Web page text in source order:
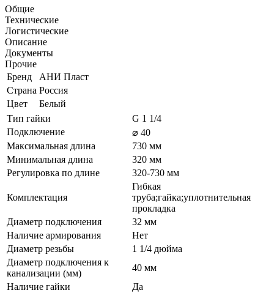
Общие
Технические
Логистические
Описание
Документы
Прочие
Бренд
АНИ Пласт
Страна Россия
Цвет
Белый
Тип гайки
G 1 1/4
Подключение
⌀ 40
Максимальная длина
730 мм
Минимальная длина
320 мм
Регулировка по длине
320-730 мм
Комплектация
Гибкая
труба;гайка;уплотнительная
прокладка
Диаметр подключения
32 мм
Наличие армирования
Нет
Диаметр резьбы
1 1/4 дюйма
Диаметр подключения к
канализации (мм)
40 мм
Наличие гайки
Да